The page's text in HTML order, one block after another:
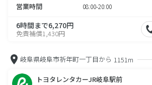
営業時間 08:00-20:00
6時間まで6,270円
免責補償1,430円
岐阜県岐阜市祈年町一丁目から 1151m
トヨタレンタカーJR岐阜駅前